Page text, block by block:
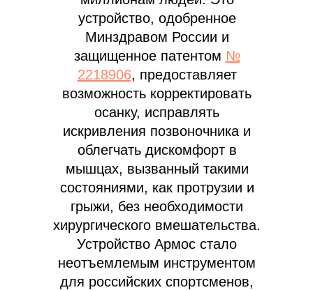
устройство, одобренное
Минздравом России и
защищенное патентом №
2218906, предоставляет
возможность корректировать
осанку, исправлять
искривления позвоночника и
облегчать дискомфорт в
мышцах, вызванный такими
состояниями, как протрузии и
грыжи, без необходимости
хирургического вмешательства.
Устройство Армос стало
неотъемлемым инструментом
для российских спортсменов,